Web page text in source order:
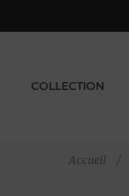
COLLECTION
Accueil /